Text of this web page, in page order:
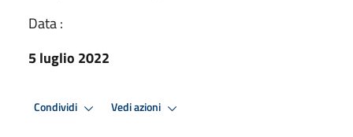
Data :
5 luglio 2022
Condividi Vedi azioni